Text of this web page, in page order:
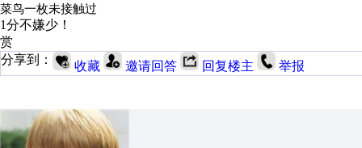
菜鸟一枚未接触过
1分不嫌少！
赏
分享到：
收藏 邀请回答 回复楼主 举报